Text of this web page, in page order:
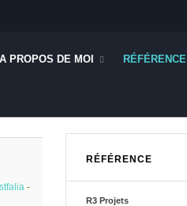
A PROPOS DE MOI RÉFÉRENCE
-
RÉFÉRENCE
R3 Projets